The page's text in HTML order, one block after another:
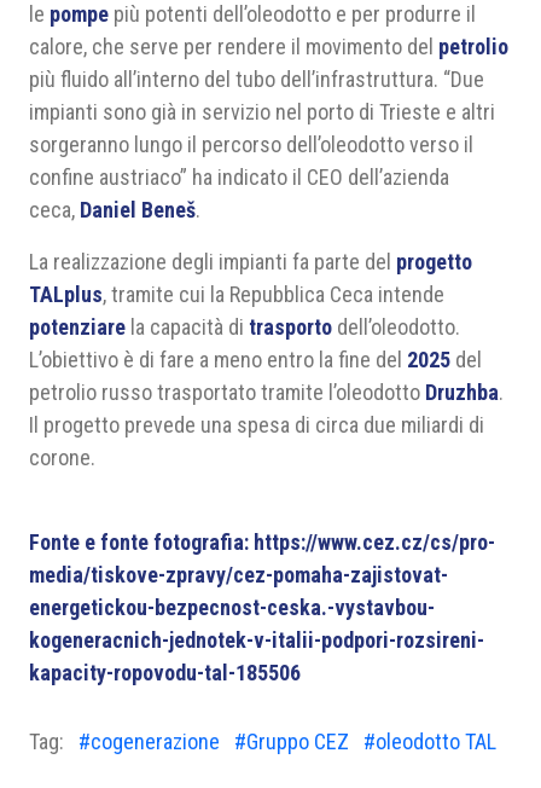
le pompe più potenti dell’oleodotto e per produrre il
calore, che serve per rendere il movimento del petrolio
più fluido all’interno del tubo dell’infrastruttura. “Due
impianti sono già in servizio nel porto di Trieste e altri
sorgeranno lungo il percorso dell’oleodotto verso il
confine austriaco” ha indicato il CEO dell’azienda
ceca, Daniel Beneš.
La realizzazione degli impianti fa parte del progetto
TALplus, tramite cui la Repubblica Ceca intende
potenziare la capacità di trasporto dell’oleodotto.
L’obiettivo è di fare a meno entro la fine del 2025 del
petrolio russo trasportato tramite l’oleodotto Druzhba.
Il progetto prevede una spesa di circa due miliardi di
corone.
Fonte e fonte fotografia: https://www.cez.cz/cs/pro-
media/tiskove-zpravy/cez-pomaha-zajistovat-
energetickou-bezpecnost-ceska.-vystavbou-
kogeneracnich-jednotek-v-italii-podpori-rozsireni-
kapacity-ropovodu-tal-185506
Tag: #cogenerazione #Gruppo CEZ #oleodotto TAL